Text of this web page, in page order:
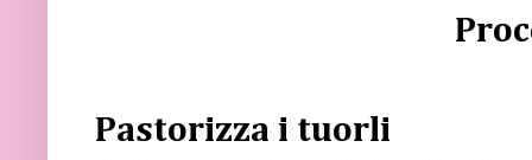
Pastorizza i tuorli